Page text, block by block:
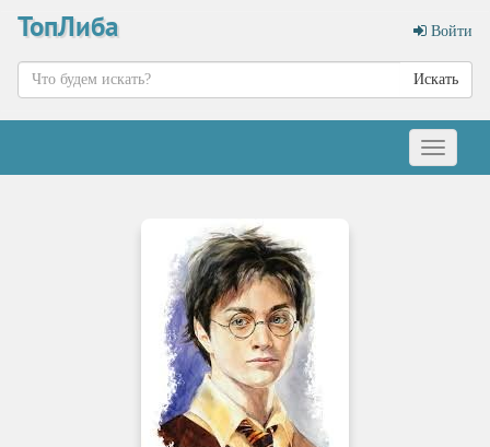
ТопЛиба Войти
Искать
Меню